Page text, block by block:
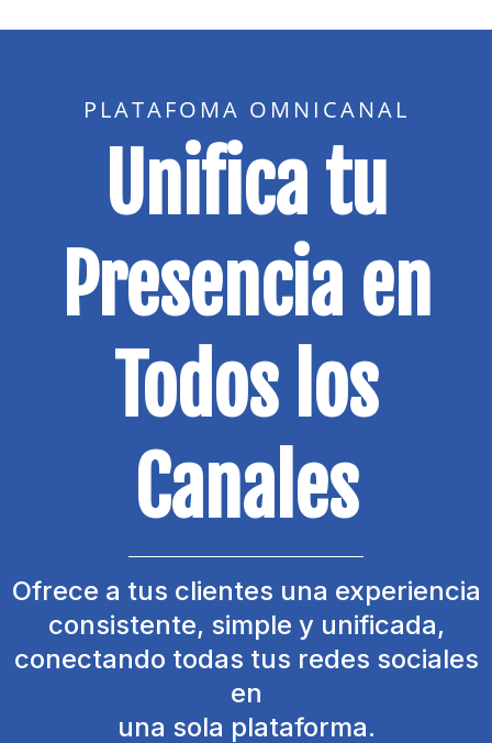
PLATAFOMA OMNICANAL
Unifica tu
Presencia en
Todos los
Canales
Ofrece a tus clientes una experiencia
consistente, simple y unificada,
conectando todas tus redes sociales
en
una sola plataforma.